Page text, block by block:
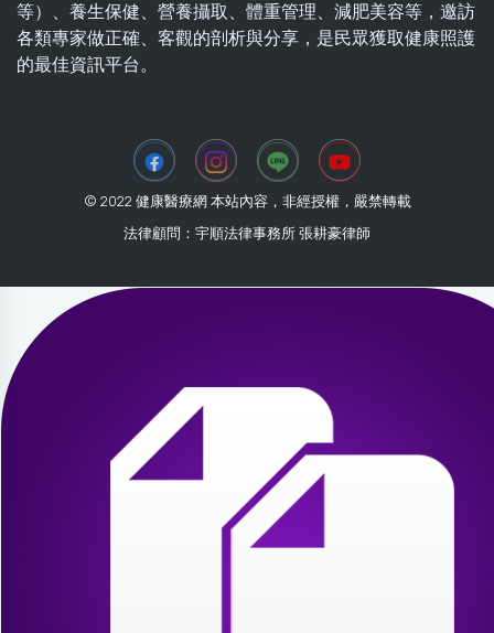
等）、養生保健、營養攝取、體重管理、減肥美容等，邀訪
各類專家做正確、客觀的剖析與分享，是民眾獲取健康照護
的最佳資訊平台。
© 2022 健康醫療網 本站內容，非經授權，嚴禁轉載
法律顧問：宇順法律事務所 張耕豪律師